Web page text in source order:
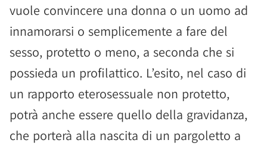
vuole convincere una donna o un uomo ad
innamorarsi o semplicemente a fare del
sesso, protetto o meno, a seconda che si
possieda un profilattico. L’esito, nel caso di
un rapporto eterosessuale non protetto,
potrà anche essere quello della gravidanza,
che porterà alla nascita di un pargoletto a